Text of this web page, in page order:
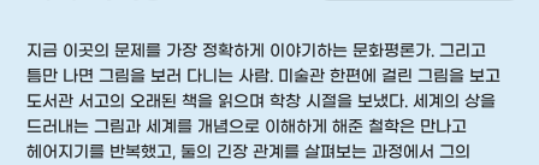
지금 이곳의 문제를 가장 정확하게 이야기하는 문화평론가. 그리고
틈만 나면 그림을 보러 다니는 사람. 미술관 한편에 걸린 그림을 보고
도서관 서고의 오래된 책을 읽으며 학창 시절을 보냈다. 세계의 상을
드러내는 그림과 세계를 개념으로 이해하게 해준 철학은 만나고
헤어지기를 반복했고, 둘의 긴장 관계를 살펴보는 과정에서 그의